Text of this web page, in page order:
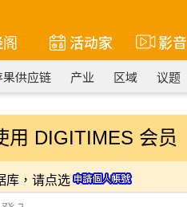
活动家 影音
果供应链 产业 区域 议题
用 DIGITIMES 会员
库，请点选